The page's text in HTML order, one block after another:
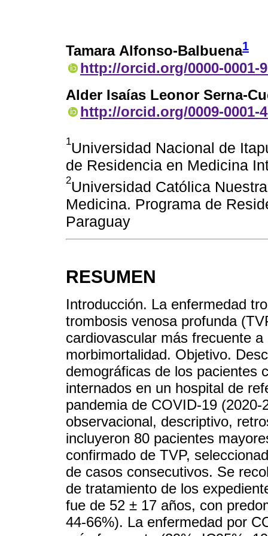
Tamara Alfonso-Balbuena1
http://orcid.org/0000-0001-
Alder Isaías Leonor Serna-
http://orcid.org/0009-0001-
1Universidad Nacional de
de Residencia en Medicina
2Universidad Católica
Medicina. Programa de
Paraguay
RESUMEN
Introducción. La enfermedad
trombosis venosa profunda
cardiovascular más frecuente
morbimortalidad. Objetivo.
demográficas de los pacientes
internados en un hospital de
pandemia de COVID-19
observacional, descriptivo,
incluyeron 80 pacientes
confirmado de TVP,
de casos consecutivos. Se
de tratamiento de los
fue de 52 ± 17 años, con
44-66%). La enfermedad por